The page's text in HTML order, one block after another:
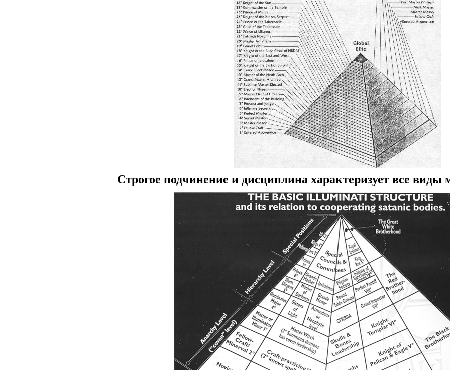
Строгое подчинение и дисциплина характеризует все